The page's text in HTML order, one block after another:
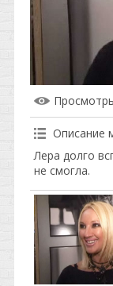
Описание
Лера долго
не смогла.